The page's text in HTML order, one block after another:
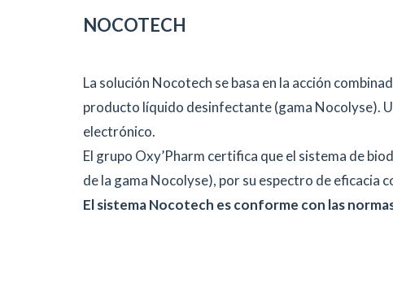
NOCOTECH
La solución Nocotech se basa en la acción
producto líquido desinfectante (gama Nocolyse).
electrónico.
El grupo Oxy’Pharm certifica que el sistema de
de la gama Nocolyse), por su espectro de
El sistema Nocotech es conforme con las